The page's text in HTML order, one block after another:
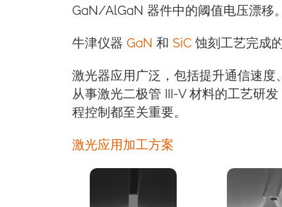
GaN/AlGaN 器件中的阈值电压漂移
牛津仪器 GaN 和 SiC 蚀刻工艺完成
激光器应用广泛，包括提升通信速
从事激光二极管 III-V 材料的工艺研
程控制都至关重要。
激光应用加工方案